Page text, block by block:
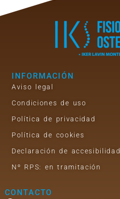
INFORMACIÓN
Aviso legal
Condiciones de uso
Política de privacidad
Política de cookies
Declaración de accesibilidad
Nº RPS: en tramitación
CONTACTO